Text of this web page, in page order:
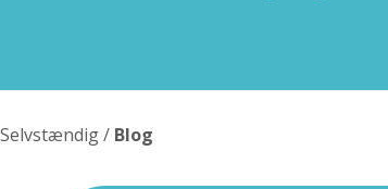
Selvstændig/ Blog